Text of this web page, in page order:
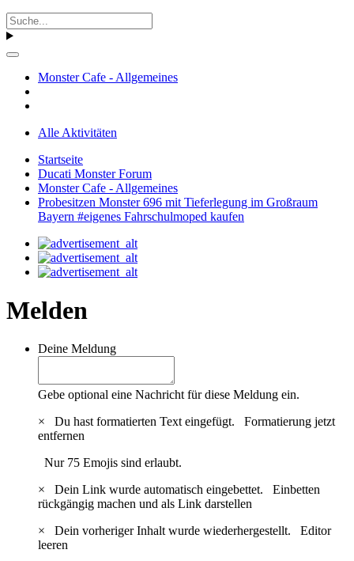
Monster Cafe - Allgemeines
Alle Aktivitäten
Startseite
Ducati Monster Forum
Monster Cafe - Allgemeines
Probesitzen Monster 696 mit Tieferlegung im Großraum
Bayern #eigenes Fahrschulmoped kaufen
Melden
Deine Meldung
Gebe optional eine Nachricht für diese Meldung ein.
×
Du hast formatierten Text eingefügt. Formatierung jetzt
entfernen
Nur 75 Emojis sind erlaubt.
×
Dein Link wurde automatisch eingebettet. Einbetten
rückgängig machen und als Link darstellen
×
Dein vorheriger Inhalt wurde wiederhergestellt. Editor
leeren